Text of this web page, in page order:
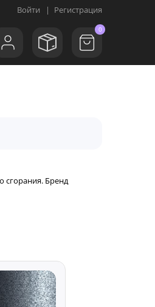
Войти | Регистрация
0
сгорания. Бренд